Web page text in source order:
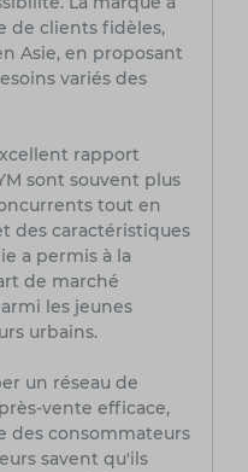
de clients fidèles,
Asie, en proposant
variés des
rapport
sont souvent plus
tout en
des caractéristiques
a permis à la
de marché
les jeunes
urbains.
un réseau de
vente efficace,
des consommateurs
savent qu'ils